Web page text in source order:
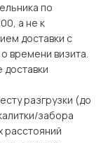
по
а не к
доставки с
времени визита.
доставки
разгрузки (до
забора
расстояний